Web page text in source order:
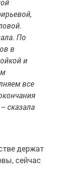
По
в
и
все
сказала
держат
сейчас